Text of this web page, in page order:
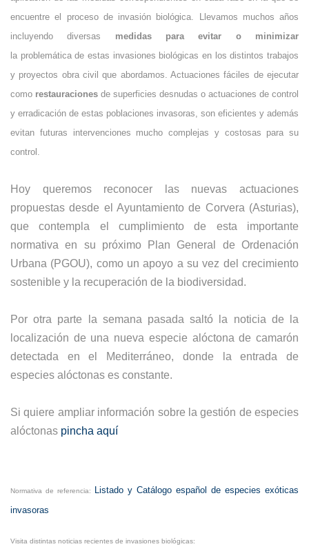
encuentre el proceso de invasión biológica. Llevamos muchos años
incluyendo diversas medidas para evitar o minimizar
la problemática de estas invasiones biológicas en los distintos trabajos
y proyectos obra civil que abordamos. Actuaciones fáciles de ejecutar
como restauraciones de superficies desnudas o actuaciones de control
y erradicación de estas poblaciones invasoras, son eficientes y además
evitan futuras intervenciones mucho complejas y costosas para su
control.
Hoy queremos reconocer las nuevas actuaciones
propuestas desde el Ayuntamiento de Corvera (Asturias),
que contempla el cumplimiento de esta importante
normativa en su próximo Plan General de Ordenación
Urbana (PGOU), como un apoyo a su vez del crecimiento
sostenible y la recuperación de la biodiversidad.
Por otra parte la semana pasada saltó la noticia de la
localización de una nueva especie alóctona de camarón
detectada en el Mediterráneo, donde la entrada de
especies alóctonas es constante.
Si quiere ampliar información sobre la gestión de especies
alóctonas pincha aquí
Normativa de referencia:
Listado y Catálogo español de especies exóticas
invasoras
Visita distintas noticias recientes de invasiones biológicas: